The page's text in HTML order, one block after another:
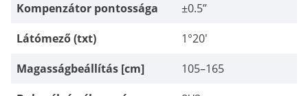
Kompenzátor pontossága
±0.5”
Látómező (txt)
1°20'
Magasságbeállítás [cm]
105–165